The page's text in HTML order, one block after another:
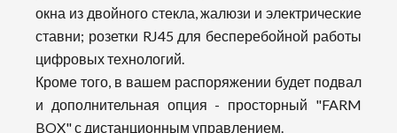
окна из двойного стекла, жалюзи и электрические
ставни; розетки RJ45 для бесперебойной работы
цифровых технологий.
Кроме того, в вашем распоряжении будет подвал
и дополнительная опция - просторный "FARM
BOX" с дистанционным управлением.